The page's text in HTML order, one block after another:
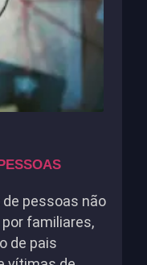
pessoas não
familiares,
de pais